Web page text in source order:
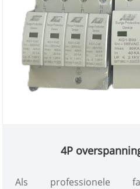
4P
Als professionele